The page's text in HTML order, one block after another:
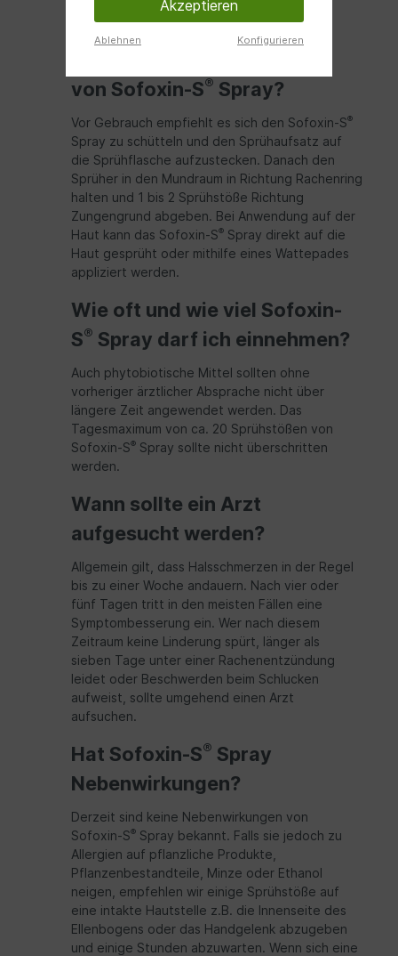
Anwendung ab dem 14-ten Lebensjahr zu
empfehlen.
von Sofoxin-S® Spray?
Vor Gebrauch empfiehlt es sich den Sofoxin-S®
Spray zu schütteln und den Sprühaufsatz auf
die Sprühflasche aufzustecken. Danach den
Sprüher in den Mundraum in Richtung Rachenring
halten und 1 bis 2 Sprühstöße Richtung
Zungengrund abgeben. Bei Anwendung auf der
Haut kann das Sofoxin-S® Spray direkt auf die
Haut gesprüht oder mithilfe eines Wattepades
appliziert werden.
Wie oft und wie viel Sofoxin-
S® Spray darf ich einnehmen?
Auch phytobiotische Mittel sollten ohne
vorheriger ärztlicher Absprache nicht über
längere Zeit angewendet werden. Das
Tagesmaximum von ca. 20 Sprühstößen von
Sofoxin-S® Spray sollte nicht überschritten
werden.
Wann sollte ein Arzt
aufgesucht werden?
Allgemein gilt, dass Halsschmerzen in der Regel
bis zu einer Woche andauern. Nach vier oder
fünf Tagen tritt in den meisten Fällen eine
Symptombesserung ein. Wer nach diesem
Zeitraum keine Linderung spürt, länger als
sieben Tage unter einer Rachenentzündung
leidet oder Beschwerden beim Schlucken
aufweist, sollte umgehend einen Arzt
aufsuchen.
Hat Sofoxin-S® Spray
Nebenwirkungen?
Derzeit sind keine Nebenwirkungen von
Sofoxin-S® Spray bekannt. Falls sie jedoch zu
Allergien auf pflanzliche Produkte,
Pflanzenbestandteile, Minze oder Ethanol
neigen, empfehlen wir einige Sprühstöße auf
eine intakte Hautstelle z.B. die Innenseite des
Ellenbogens oder das Handgelenk abzugeben
und einige Stunden abzuwarten. Wenn sich eine
Akzeptieren
Ablehnen Konfigurieren